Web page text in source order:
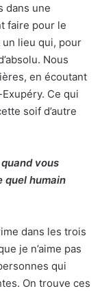
dans une
faire pour le
lieu qui, pour
Nous
en écoutant
Ce qui
soif d’autre
vous
quel humain
dans les trois
je n’aime pas
qui
On trouve ces